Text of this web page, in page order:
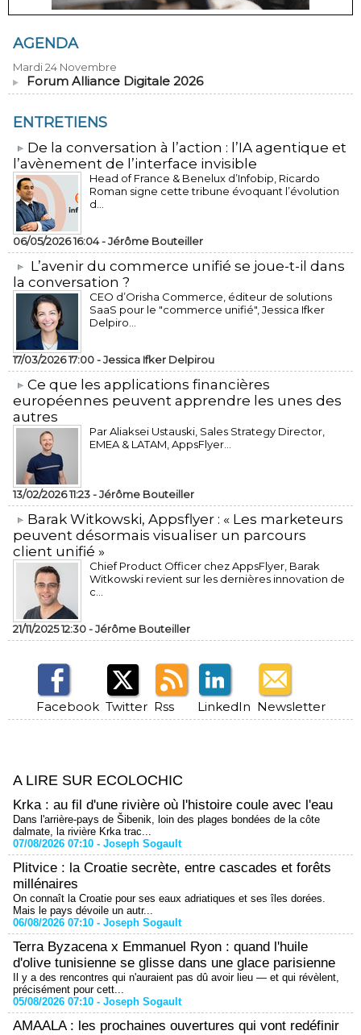
AGENDA
Mardi 24 Novembre
Forum Alliance Digitale 2026
ENTRETIENS
​De la conversation à l’action : l’IA agentique et
l’avènement de l’interface invisible
Head of France & Benelux d’Infobip, Ricardo
Roman signe cette tribune évoquant l’évolution
d...
06/05/2026 16:04 -Jérôme Bouteiller
L’avenir du commerce unifié se joue-t-il dans
la conversation ?
CEO d’Orisha Commerce, éditeur de solutions
SaaS pour le "commerce unifié", Jessica Ifker
Delpiro...
17/03/2026 17:00 -Jessica Ifker Delpirou
​Ce que les applications financières
européennes peuvent apprendre les unes des
autres
Par Aliaksei Ustauski, Sales Strategy Director,
EMEA & LATAM, AppsFlyer...
13/02/2026 11:23 -Jérôme Bouteiller
​Barak Witkowski, Appsflyer : « Les marketeurs
peuvent désormais visualiser un parcours
client unifié »
Chief Product Officer chez AppsFlyer, ​Barak
Witkowski revient sur les dernières innovation de
c...
21/11/2025 12:30 -Jérôme Bouteiller
Facebook Twitter Rss LinkedIn Newsletter
A LIRE SUR ECOLOCHIC
Krka : au fil d'une rivière où l'histoire coule avec l'eau
Dans l'arrière-pays de Šibenik, loin des plages bondées de la côte
dalmate, la rivière Krka trac...
07/08/2026 07:10 - Joseph Sogault
Plitvice : la Croatie secrète, entre cascades et forêts
millénaires
On connaît la Croatie pour ses eaux adriatiques et ses îles dorées.
Mais le pays dévoile un autr...
06/08/2026 07:10 - Joseph Sogault
Terra Byzacena x Emmanuel Ryon : quand l'huile
d'olive tunisienne se glisse dans une glace parisienne
Il y a des rencontres qui n'auraient pas dû avoir lieu — et qui révèlent,
précisément pour cett...
05/08/2026 07:10 - Joseph Sogault
AMAALA : les prochaines ouvertures qui vont redéfinir